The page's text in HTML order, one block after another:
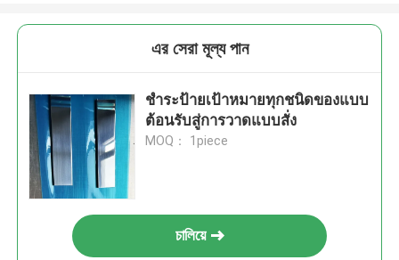
এর সেরা মূল্য পান
ชําระป้ายเป้าหมายทุกชนิดของแบบ
ต้อนรับสู่การวาดแบบสั่ง
MOQ： 1piece
চালিয়ে